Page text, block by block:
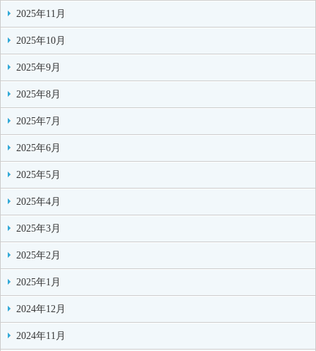
2025年11月
2025年10月
2025年9月
2025年8月
2025年7月
2025年6月
2025年5月
2025年4月
2025年3月
2025年2月
2025年1月
2024年12月
2024年11月